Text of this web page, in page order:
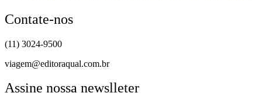
Contate-nos
(11) 3024-9500
viagem@editoraqual.com.br
Assine nossa newslleter